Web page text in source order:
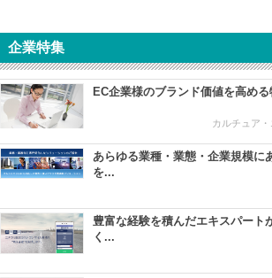
企業特集
EC企業様のブランド価値を高め
カルチュア
あらゆる業種・業態・企業規模に
を...
豊富な経験を積んだエキスパート
く...